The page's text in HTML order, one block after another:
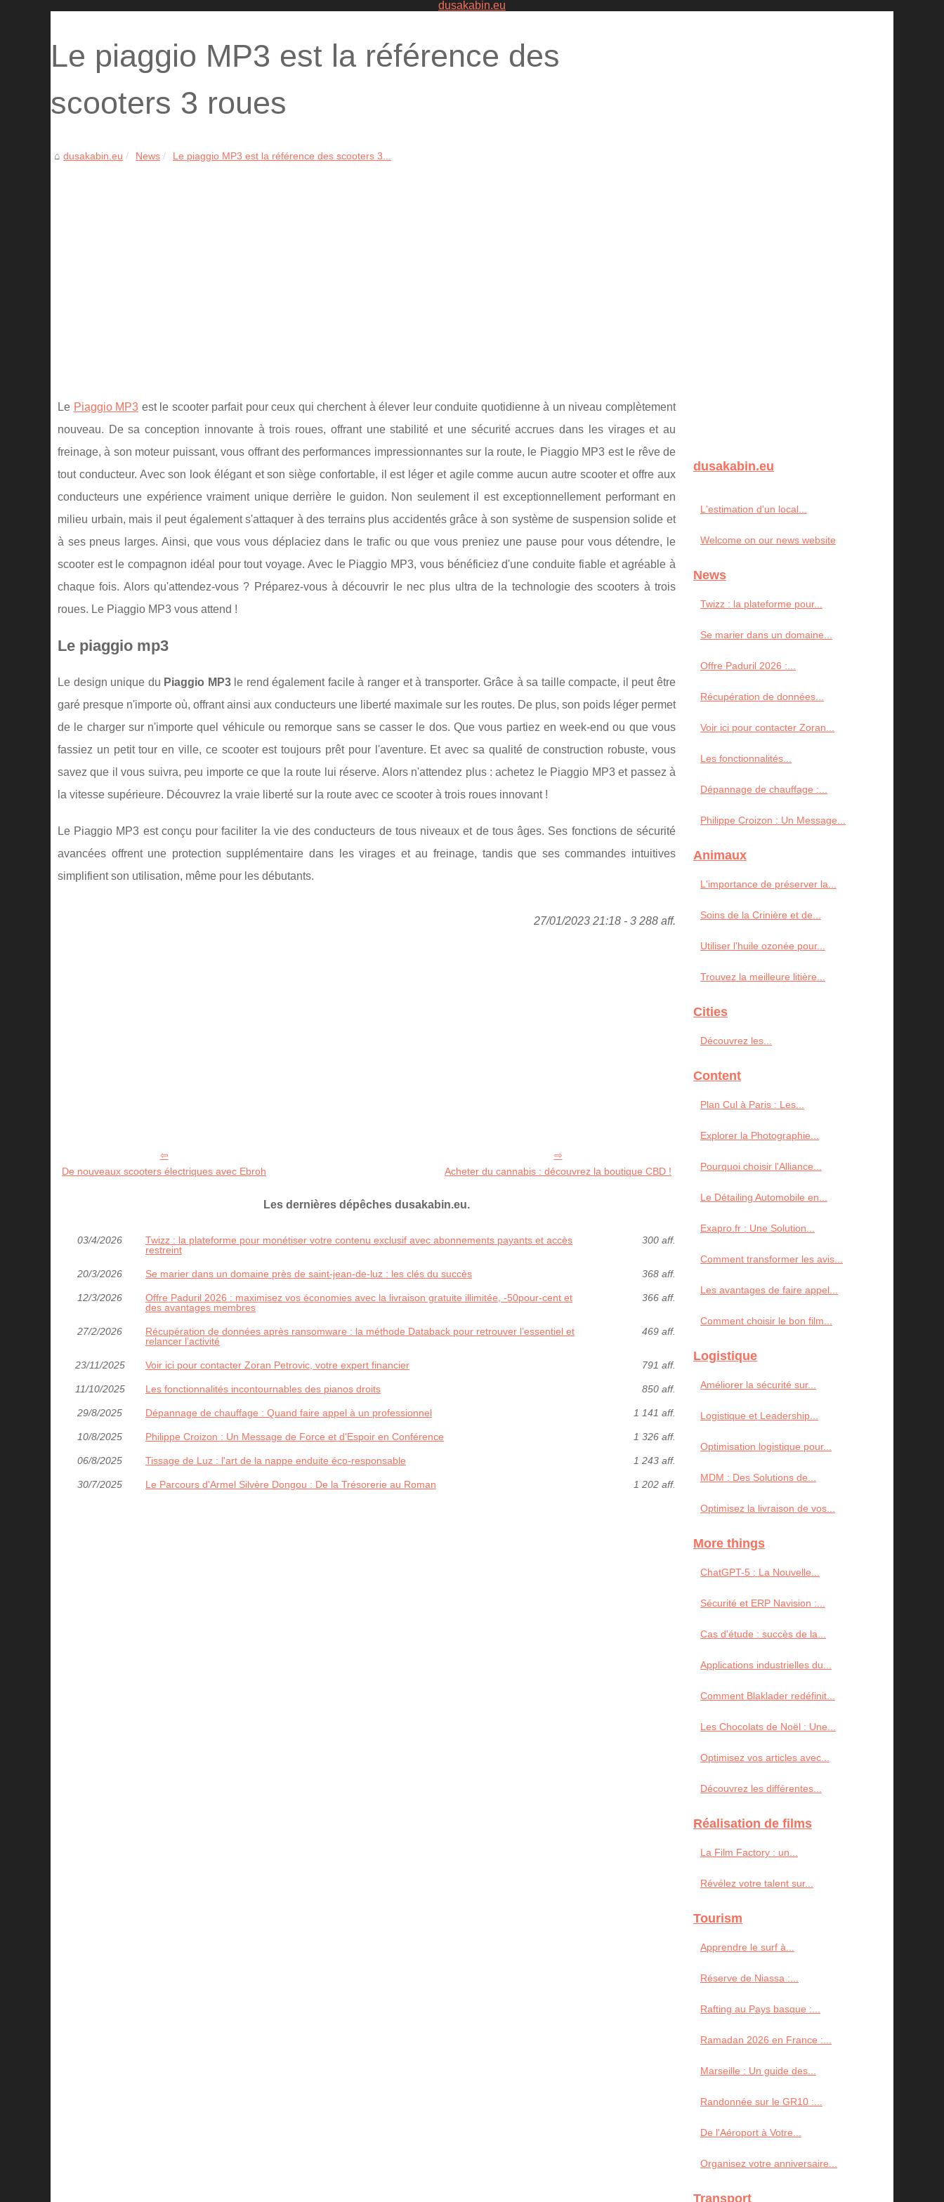
Le piaggio MP3 est la référence des
scooters 3 roues
dusakabin.eu News Le piaggio MP3 est la référence des scooters 3...
Le Piaggio MP3 est le scooter parfait pour ceux qui cherchent à élever leur conduite quotidienne à un niveau complètement
nouveau. De sa conception innovante à trois roues, offrant une stabilité et une sécurité accrues dans les virages et au
freinage, à son moteur puissant, vous offrant des performances impressionnantes sur la route, le Piaggio MP3 est le rêve de
tout conducteur. Avec son look élégant et son siège confortable, il est léger et agile comme aucun autre scooter et offre aux
conducteurs une expérience vraiment unique derrière le guidon. Non seulement il est exceptionnellement performant en
milieu urbain, mais il peut également s'attaquer à des terrains plus accidentés grâce à son système de suspension solide et
à ses pneus larges. Ainsi, que vous vous déplaciez dans le trafic ou que vous preniez une pause pour vous détendre, le
scooter est le compagnon idéal pour tout voyage. Avec le Piaggio MP3, vous bénéficiez d'une conduite fiable et agréable à
chaque fois. Alors qu'attendez-vous ? Préparez-vous à découvrir le nec plus ultra de la technologie des scooters à trois
roues. Le Piaggio MP3 vous attend !
Le piaggio mp3
Le design unique du Piaggio MP3le rend également facile à ranger et à transporter. Grâce à sa taille compacte, il peut être
garé presque n'importe où, offrant ainsi aux conducteurs une liberté maximale sur les routes. De plus, son poids léger permet
de le charger sur n'importe quel véhicule ou remorque sans se casser le dos. Que vous partiez en week-end ou que vous
fassiez un petit tour en ville, ce scooter est toujours prêt pour l'aventure. Et avec sa qualité de construction robuste, vous
savez que il vous suivra, peu importe ce que la route lui réserve. Alors n'attendez plus : achetez le Piaggio MP3 et passez à
la vitesse supérieure. Découvrez la vraie liberté sur la route avec ce scooter à trois roues innovant !
Le Piaggio MP3 est conçu pour faciliter la vie des conducteurs de tous niveaux et de tous âges. Ses fonctions de sécurité
avancées offrent une protection supplémentaire dans les virages et au freinage, tandis que ses commandes intuitives
simplifient son utilisation, même pour les débutants.
27/01/2023 21:18 - 3 288 aff.
De nouveaux scooters électriques avec Ebroh Acheter du cannabis : découvrez la boutique CBD !
Les dernières dépêches dusakabin.eu.
03/4/2026
Twizz : la plateforme pour monétiser votre contenu exclusif avec abonnements payants et accès
restreint
300 aff.
20/3/2026 Se marier dans un domaine près de saint-jean-de-luz : les clés du succès 368 aff.
12/3/2026
Offre Paduril 2026 : maximisez vos économies avec la livraison gratuite illimitée, -50pour-cent et
des avantages membres
366 aff.
27/2/2026
Récupération de données après ransomware : la méthode Databack pour retrouver l’essentiel et
relancer l’activité
469 aff.
23/11/2025 Voir ici pour contacter Zoran Petrovic, votre expert financier 791 aff.
11/10/2025 Les fonctionnalités incontournables des pianos droits 850 aff.
29/8/2025 Dépannage de chauffage : Quand faire appel à un professionnel 1 141 aff.
10/8/2025 Philippe Croizon : Un Message de Force et d'Espoir en Conférence 1 326 aff.
06/8/2025 Tissage de Luz : l'art de la nappe enduite éco-responsable 1 243 aff.
30/7/2025 Le Parcours d'Armel Silvère Dongou : De la Trésorerie au Roman 1 202 aff.
dusakabin.eu
L'estimation d'un local...
Welcome on our news website
News
Twizz : la plateforme pour...
Se marier dans un domaine...
Offre Paduril 2026 :...
Récupération de données...
Voir ici pour contacter Zoran...
Les fonctionnalités...
Dépannage de chauffage :...
Philippe Croizon : Un Message...
Animaux
L'importance de préserver la...
Soins de la Crinière et de...
Utiliser l'huile ozonée pour...
Trouvez la meilleure litière...
Cities
Découvrez les...
Content
Plan Cul à Paris : Les...
Explorer la Photographie...
Pourquoi choisir l'Alliance...
Le Détailing Automobile en...
Exapro.fr : Une Solution...
Comment transformer les avis...
Les avantages de faire appel...
Comment choisir le bon film...
Logistique
Améliorer la sécurité sur...
Logistique et Leadership...
Optimisation logistique pour...
MDM : Des Solutions de...
Optimisez la livraison de vos...
More things
ChatGPT-5 : La Nouvelle...
Sécurité et ERP Navision :...
Cas d'étude : succès de la...
Applications industrielles du...
Comment Blaklader redéfinit...
Les Chocolats de Noël : Une...
Optimisez vos articles avec...
Découvrez les différentes...
Réalisation de films
La Film Factory : un...
Révélez votre talent sur...
Tourism
Apprendre le surf à...
Réserve de Niassa :...
Rafting au Pays basque :...
Ramadan 2026 en France :...
Marseille : Un guide des...
Randonnée sur le GR10 :...
De l'Aéroport à Votre...
Organisez votre anniversaire...
Transport
dusakabin.eu